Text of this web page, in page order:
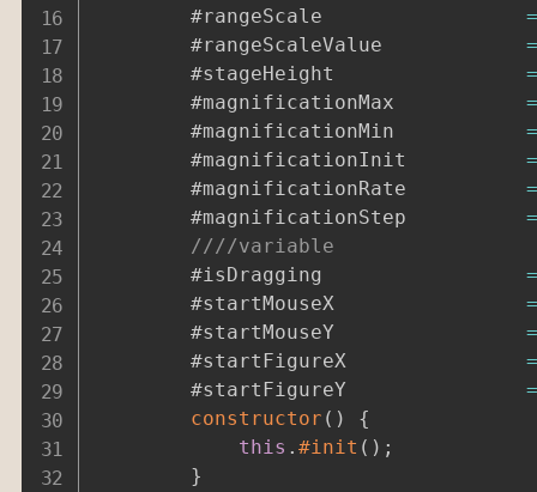
=
=
=
=
=
=
=
=
////variable
=
		#startMouseX
=
=
		#startFigureX
=
=
constructor ( )
{
this . #init ( ) ;
}